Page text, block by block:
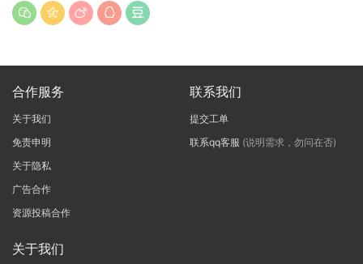
合作服务
关于我们
免责申明
关于隐私
广告合作
资源投稿合作
联系我们
提交工单
联系qq客服 (说明需求，勿问在否)
关于我们